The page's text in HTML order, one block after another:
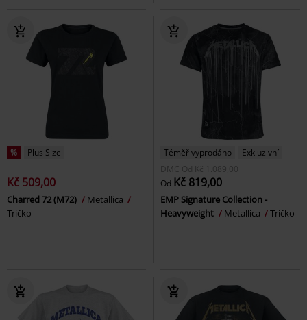
% Plus Size
Kč 509,00
Charred 72 (M72)
Metallica
Tričko
Téměř vyprodáno
Exkluzivní
DMC Od Kč 1.089,00
Od Kč 819,00
EMP Signature Collection -
Heavyweight
Metallica Tričko